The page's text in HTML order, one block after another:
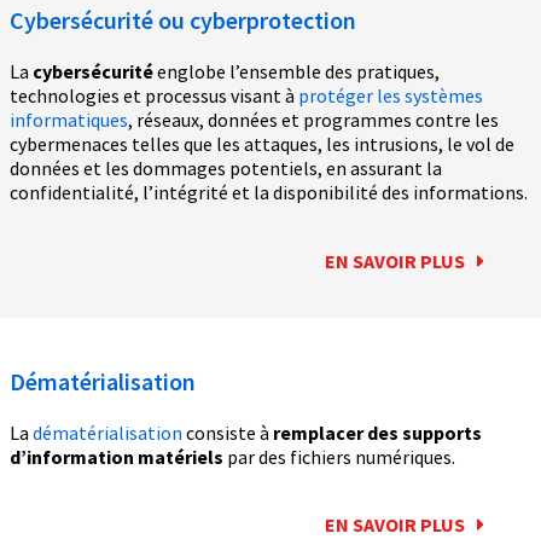
Cybersécurité ou cyberprotection
La cybersécuritéenglobe l’ensemble des pratiques,
technologies et processus visant à protéger les systèmes
informatiques, réseaux, données et programmes contre les
cybermenaces telles que les attaques, les intrusions, le vol de
données et les dommages potentiels, en assurant la
confidentialité, l’intégrité et la disponibilité des informations.
EN SAVOIR PLUS
Dématérialisation
La dématérialisation consiste à remplacer des supports
d’information matériels par des fichiers numériques.
EN SAVOIR PLUS